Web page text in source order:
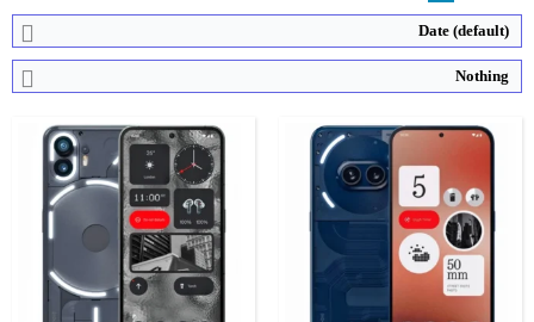
Date (default)
Nothing
التخزين / الرام:128 أو 256 جيجابايت - الرام 8 أو 12 جيجابايت
الكاميرا:50 + 50 ميجابكسل
الشاشة:6.55 بوصة - 120 هرتز - OLED
نظام التشغيل:Android 12
البطارية:4500 مللي أمبير - 33 واط